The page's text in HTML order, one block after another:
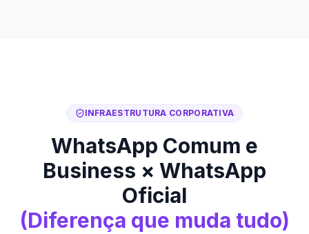
INFRAESTRUTURA CORPORATIVA
WhatsApp Comum e
Business × WhatsApp
Oficial
(Diferença que muda tudo)